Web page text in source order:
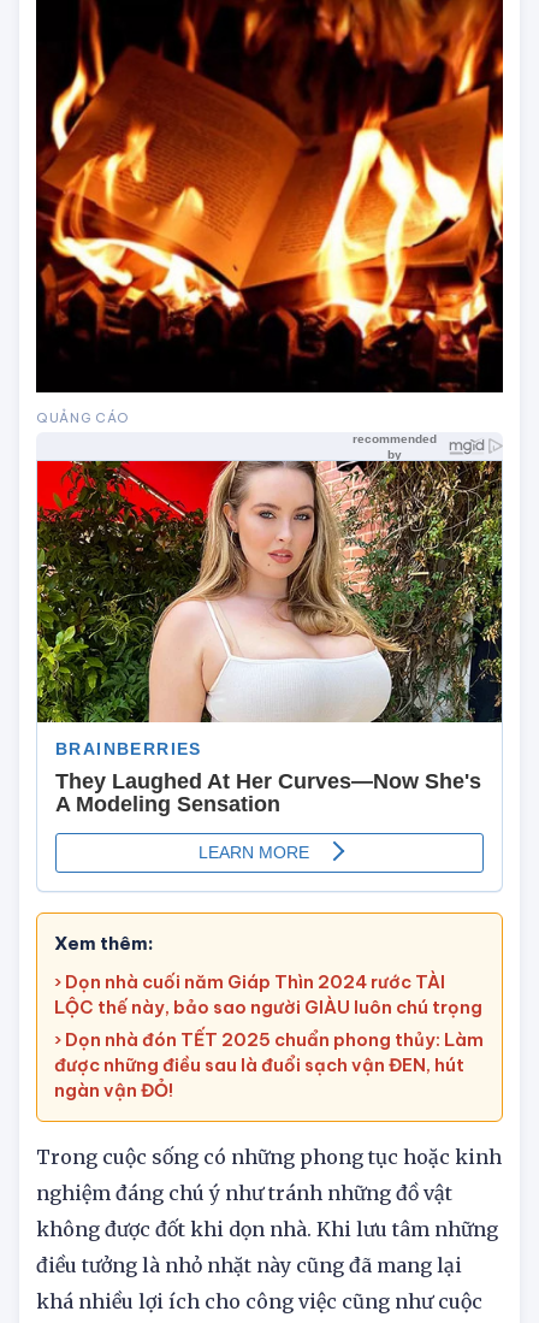
Xem thêm:
› Dọn nhà cuối năm Giáp Thìn 2024 rước TÀI
LỘC thế này, bảo sao người GIÀU luôn chú trọng
› Dọn nhà đón TẾT 2025 chuẩn phong thủy: Làm
được những điều sau là đuổi sạch vận ĐEN, hút
ngàn vận ĐỎ!
Trong cuộc sống có những phong tục hoặc kinh
nghiệm đáng chú ý như tránh những đồ vật
không được đốt khi dọn nhà. Khi lưu tâm những
điều tưởng là nhỏ nhặt này cũng đã mang lại
khá nhiều lợi ích cho công việc cũng như cuộc